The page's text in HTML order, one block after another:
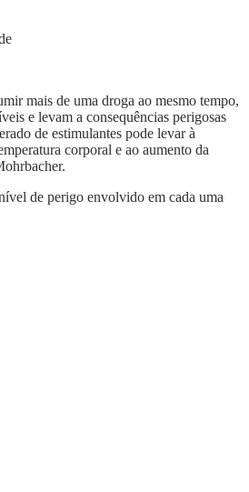
mais de uma droga ao mesmo tempo,
e levam a consequências perigosas
de estimulantes pode levar à
corporal e ao aumento da
de perigo envolvido em cada uma